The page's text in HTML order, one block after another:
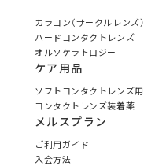
カラコン（サークルレンズ）
ハードコンタクトレンズ
オルソケラトロジー
ケア用品
ソフトコンタクトレンズ用
コンタクトレンズ装着薬
メルスプラン
ご利用ガイド
入会方法